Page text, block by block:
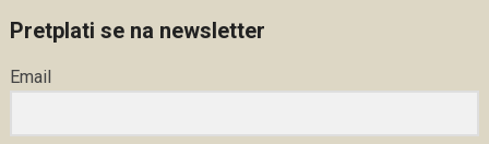
Pretplati se na newsletter
Email